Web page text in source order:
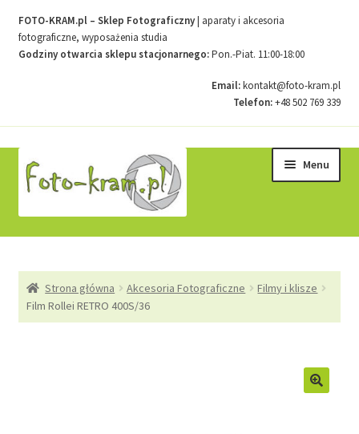
FOTO-KRAM.pl – Sklep Fotograficzny| aparaty i akcesoria
fotograficzne, wyposażenia studia
Godziny otwarcia sklepu stacjonarnego:Pon.-Piat. 11:00-18:00
Email:kontakt@foto-kram.pl
Telefon:+48 502 769 339
do
nawigacji
do
treści
Menu
Kontakt
Strona główna Akcesoria Fotograficzne
Filmy i klisze
Film Rollei RETRO 400S/36